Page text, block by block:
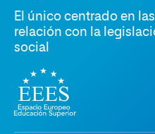
El único centrado en
relación con la
social